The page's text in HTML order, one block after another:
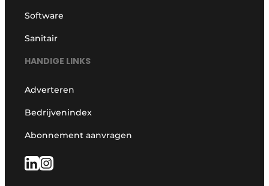
Software
Sanitair
HANDIGE LINKS
Adverteren
Bedrijvenindex
Abonnement aanvragen